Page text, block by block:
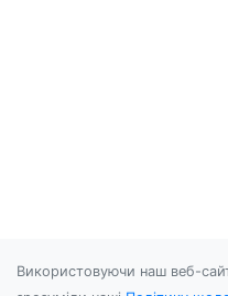
Використовуючи наш веб-